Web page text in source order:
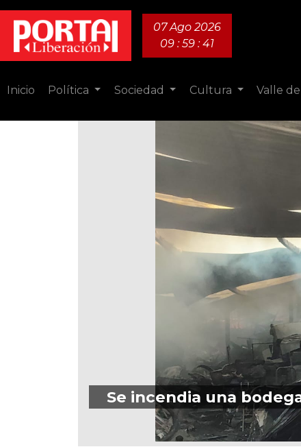
07 Ago 2026
09 : 59 : 43
Inicio Política Sociedad Cultura Valle
Se incendia una